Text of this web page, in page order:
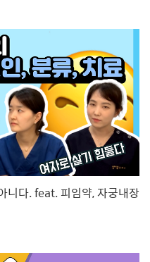
니다. feat. 피임약, 자궁내장